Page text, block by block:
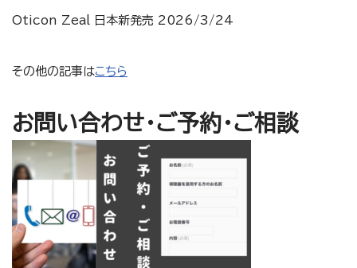
Oticon Zeal 日本新発売 2026/3/24
その他の記事はこちら
お問い合わせ・ご予約・ご相談